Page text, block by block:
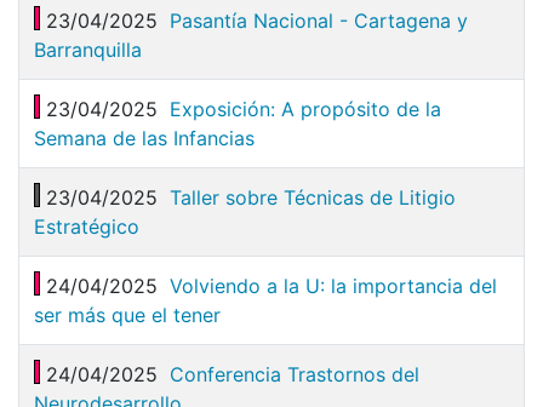
23/04/2025 Pasantía Nacional - Cartagena y
Barranquilla
23/04/2025 Exposición: A propósito de la
Semana de las Infancias
23/04/2025 Taller sobre Técnicas de Litigio
Estratégico
24/04/2025 Volviendo a la U: la importancia del
ser más que el tener
24/04/2025 Conferencia Trastornos del